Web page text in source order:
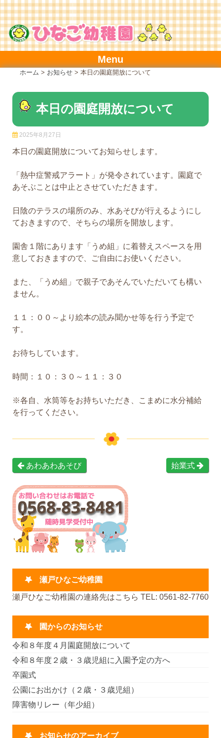
Skip
to
content
Menu
ホーム > お知らせ > 本日の園庭開放について
本日の園庭開放について
2025年8月27日
本日の園庭開放についてお知らせします。
「熱中症警戒アラート」が発令されています。園庭で
あそぶことは中止とさせていただきます。
日陰のテラスの場所のみ、水あそびが行えるようにし
ておきますので、そちらの場所を開放します。
園舎１階にあります「うめ組」に着替えスペースを用
意しておきますので、ご自由にお使いください。
また、「うめ組」で親子であそんでいただいても構い
ません。
１１：００～より絵本の読み聞かせ等を行う予定で
す。
お待ちしています。
時間：１０：３０～１１：３０
※各自、水筒等をお持ちいただき、こまめに水分補給
を行ってください。
あわあわあそび 始業式
瀬戸ひなご幼稚園
瀬戸ひなご幼稚園の連絡先はこちら TEL: 0561-82-7760
園からのお知らせ
令和８年度４月園庭開放について
令和８年度２歳・３歳児組に入園予定の方へ
卒園式
公園にお出かけ（２歳・３歳児組）
障害物リレー（年少組）
お知らせのアーカイブ